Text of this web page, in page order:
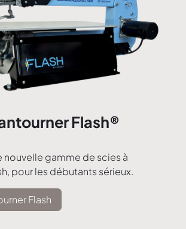
Flash®
nouvelle gamme de scies à
pour les débutants sérieux.
Flash